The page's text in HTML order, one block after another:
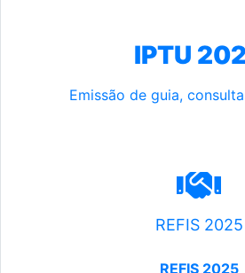
IPTU
Emissão de guia,
REFIS 2025
REFIS 2025